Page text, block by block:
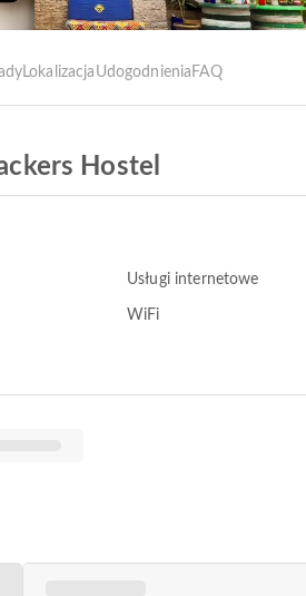
Lokalizacja Udogodnienia FAQ
Hostel
Usługi internetowe
WiFi